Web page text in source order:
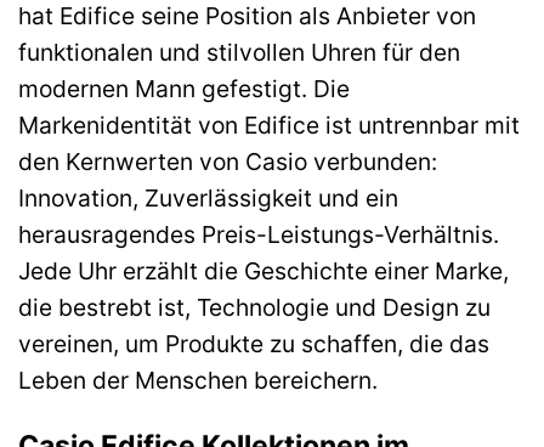
hat Edifice seine Position als Anbieter von
funktionalen und stilvollen Uhren für den
modernen Mann gefestigt. Die
Markenidentität von Edifice ist untrennbar mit
den Kernwerten von Casio verbunden:
Innovation, Zuverlässigkeit und ein
herausragendes Preis-Leistungs-Verhältnis.
Jede Uhr erzählt die Geschichte einer Marke,
die bestrebt ist, Technologie und Design zu
vereinen, um Produkte zu schaffen, die das
Leben der Menschen bereichern.